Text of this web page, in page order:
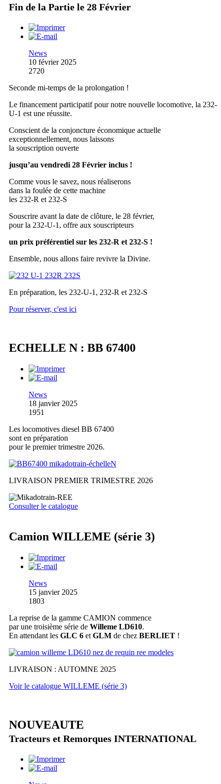
Fin de la Partie le 28 Février
News
10 février 2025
2720
Seconde mi-temps de la prolongation !
Le financement participatif pour notre nouvelle locomotive, la 232-
U-1 est une réussite.
Conscient de la conjoncture économique actuelle
exceptionnellement, nous laissons
la souscription ouverte
jusqu’au vendredi 28 Février inclus !
Comme vous le savez, nous réaliserons
dans la foulée de cette machine
les 232-R et 232-S
Souscrire avant la date de clôture, le 28 février,
pour la 232-U-1, offre aux souscripteurs
un prix préférentiel sur les 232-R et 232-S !
Ensemble, nous allons faire revivre la Divine.
En préparation, les 232-U-1, 232-R et 232-S
Pour réserver, c'est ici
ECHELLE N : BB 67400
News
18 janvier 2025
1951
Les locomotives diesel BB 67400
sont en préparation
pour le premier trimestre 2026.
LIVRAISON PREMIER TRIMESTRE 2026
Consulter le catalogue
Camion WILLEME (série 3)
News
15 janvier 2025
1803
La reprise de la gamme CAMION commence
par une troisième série de Willeme LD610.
En attendant les GLC 6 et GLM de chez BERLIET !
LIVRAISON : AUTOMNE 2025
Voir le catalogue WILLEME (série 3)
NOUVEAUTE
Tracteurs et Remorques INTERNATIONAL